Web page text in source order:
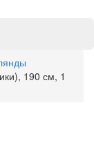
190 см, 1